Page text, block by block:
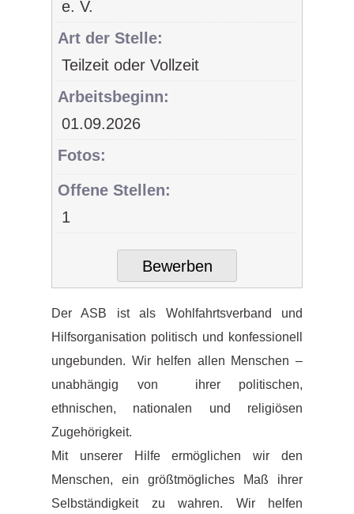
e. V.
Art der Stelle:
Teilzeit oder Vollzeit
Arbeitsbeginn:
01.09.2026
Fotos:
Offene Stellen:
1
Bewerben
Der ASB ist als Wohlfahrtsverband und
Hilfsorganisation politisch und konfessionell
ungebunden. Wir helfen allen Menschen –
unabhängig von ihrer politischen,
ethnischen, nationalen und religiösen
Zugehörigkeit.
Mit unserer Hilfe ermöglichen wir den
Menschen, ein größtmögliches Maß ihrer
Selbständigkeit zu wahren. Wir helfen